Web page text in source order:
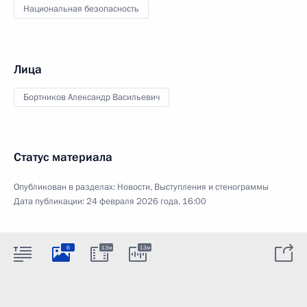
Национальная безопасность
Лица
Бортников Александр Васильевич
Статус материала
Опубликован в разделах: Новости, Выступления и стенограммы
Дата публикации:24 февраля 2026 года, 16:00
6 13м 13м